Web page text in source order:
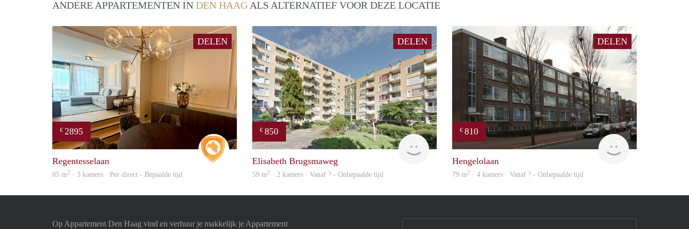
ANDERE APPARTEMENTEN IN DEN HAAG ALS ALTERNATIEF VOOR DEZE LOCATIE
DELEN
€ 2895
Real Estate
Regentesselaan
85 m2 · 3 kamers · Per direct - Bepaalde tijd
DELEN
€ 850
finder
Elisabeth Brugsmaweg
59 m2 · 2 kamers · Vanaf ? - Onbepaalde tijd
DELEN
€ 810
finder
Hengelolaan
79 m2 · 4 kamers · Vanaf ? - Onbepaalde tijd
Op Appartement Den Haag vind en verhuur je makkelijk je Appartement